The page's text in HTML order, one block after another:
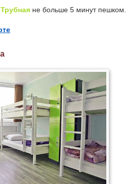
Трубная не больше 5 минут пешком.